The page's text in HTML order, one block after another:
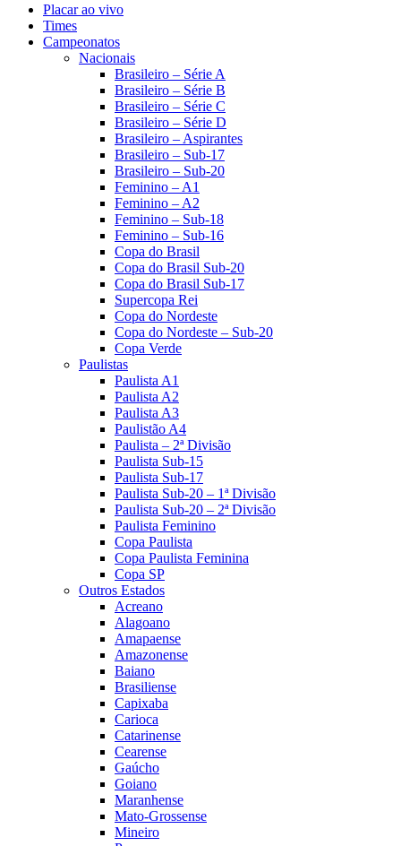
Placar ao vivo
Times
Campeonatos
Nacionais
Brasileiro – Série A
Brasileiro – Série B
Brasileiro – Série C
Brasileiro – Série D
Brasileiro – Aspirantes
Brasileiro – Sub-17
Brasileiro – Sub-20
Feminino – A1
Feminino – A2
Feminino – Sub-18
Feminino – Sub-16
Copa do Brasil
Copa do Brasil Sub-20
Copa do Brasil Sub-17
Supercopa Rei
Copa do Nordeste
Copa do Nordeste – Sub-20
Copa Verde
Paulistas
Paulista A1
Paulista A2
Paulista A3
Paulistão A4
Paulista – 2ª Divisão
Paulista Sub-15
Paulista Sub-17
Paulista Sub-20 – 1ª Divisão
Paulista Sub-20 – 2ª Divisão
Paulista Feminino
Copa Paulista
Copa Paulista Feminina
Copa SP
Outros Estados
Acreano
Alagoano
Amapaense
Amazonense
Baiano
Brasiliense
Capixaba
Carioca
Catarinense
Cearense
Gaúcho
Goiano
Maranhense
Mato-Grossense
Mineiro